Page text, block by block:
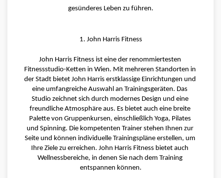
gesünderes Leben zu führen.
1. John Harris Fitness
John Harris Fitness ist eine der renommiertesten
Fitnessstudio-Ketten in Wien. Mit mehreren Standorten in
der Stadt bietet John Harris erstklassige Einrichtungen und
eine umfangreiche Auswahl an Trainingsgeräten. Das
Studio zeichnet sich durch modernes Design und eine
freundliche Atmosphäre aus. Es bietet auch eine breite
Palette von Gruppenkursen, einschließlich Yoga, Pilates
und Spinning. Die kompetenten Trainer stehen Ihnen zur
Seite und können individuelle Trainingspläne erstellen, um
Ihre Ziele zu erreichen. John Harris Fitness bietet auch
Wellnessbereiche, in denen Sie nach dem Training
entspannen können.